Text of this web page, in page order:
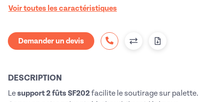
Voir toutes les caractéristiques
Demander un devis
DESCRIPTION
Lesupport 2 fûts SF202facilite le soutirage sur palette.